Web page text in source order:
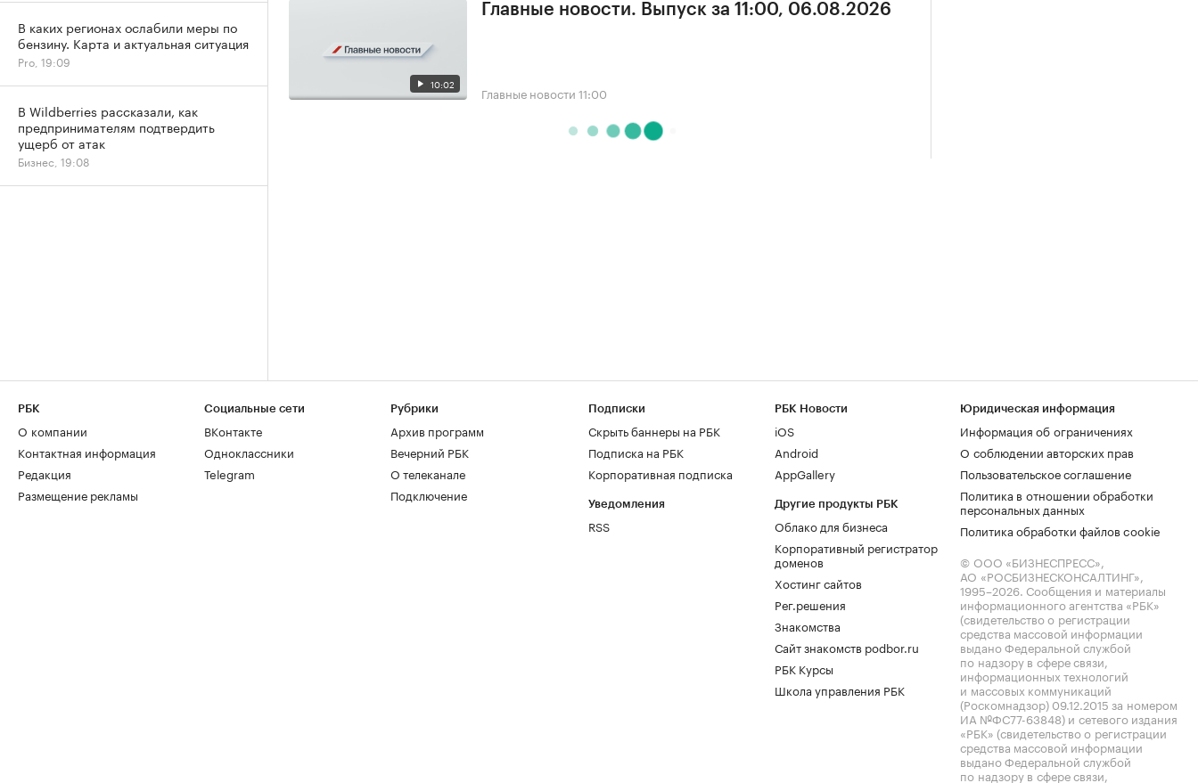
10:02
Главные новости. Выпуск за 11:00, 06.08.2026
Главные новости 11:00
В каких регионах ослабили меры по
бензину. Карта и актуальная ситуация
Pro, 19:09
В Wildberries рассказали, как
предпринимателям подтвердить
ущерб от атак
Бизнес, 19:08
РБК
О компании
Контактная информация
Редакция
Размещение рекламы
Социальные сети
ВКонтакте
Одноклассники
Telegram
Рубрики
Архив программ
Вечерний РБК
О телеканале
Подключение
Подписки
Скрыть баннеры на РБК
Подписка на РБК
Корпоративная подписка
Уведомления
RSS
РБК Новости
iOS
Android
AppGallery
Другие продукты РБК
Облако для бизнеса
Корпоративный регистратор
доменов
Хостинг сайтов
Рег.решения
Знакомства
Сайт знакомств podbor.ru
РБК Курсы
Школа управления РБК
Юридическая информация
Информация об ограничениях
О соблюдении авторских прав
Пользовательское соглашение
Политика в отношении обработки
персональных данных
Политика обработки файлов cookie
© ООО «БИЗНЕСПРЕСС»,
АО «РОСБИЗНЕСКОНСАЛТИНГ»,
1995–2026. Сообщения и материалы
информационного агентства «РБК»
(свидетельство о регистрации
средства массовой информации
выдано Федеральной службой
по надзору в сфере связи,
информационных технологий
и массовых коммуникаций
(Роскомнадзор) 09.12.2015 за номером
ИА №ФС77-63848) и сетевого издания
«РБК» (свидетельство о регистрации
средства массовой информации
выдано Федеральной службой
по надзору в сфере связи,